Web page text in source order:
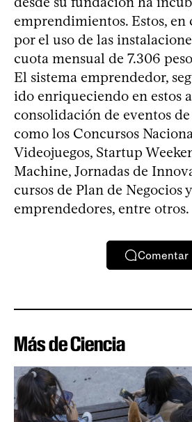
emprendimientos. Estos,
por el uso de las
cuota mensual de 7.306
El sistema emprendedor,
ido enriqueciendo en estos
consolidación de eventos
como los Concursos
Videojuegos, Startup
Machine, Jornadas de
cursos de Plan de Negocios
emprendedores, entre otros.
Comentar
Más de Ciencia